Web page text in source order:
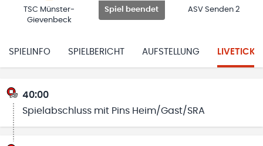
TSC Münster-
Gievenbeck
Spiel beendet ASV Senden 2
SPIELINFO SPIELBERICHT AUFSTELLUNG
40:00
Spielabschluss mit Pins Heim/Gast/SRA